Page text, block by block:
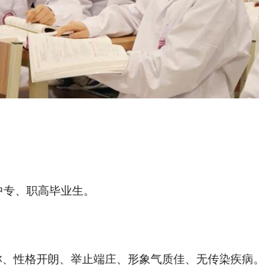
、职高毕业生。
性格开朗、举止端庄、形象气质佳、无传染疾病。